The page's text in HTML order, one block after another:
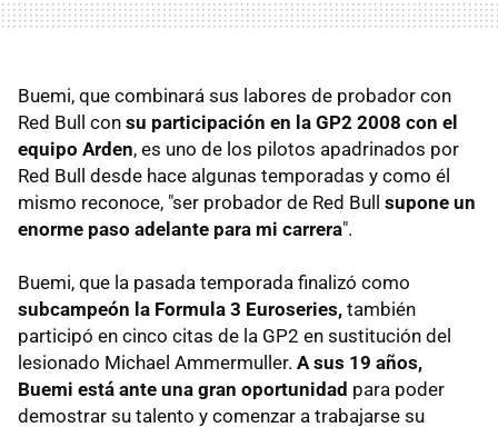
Buemi, que combinará sus labores de probador con
Red Bull con su participación en la GP2 2008 con el
equipo Arden, es uno de los pilotos apadrinados por
Red Bull desde hace algunas temporadas y como él
mismo reconoce, "ser probador de Red Bull supone un
enorme paso adelante para mi carrera".
Buemi, que la pasada temporada finalizó como
subcampeón la Formula 3 Euroseries, también
participó en cinco citas de la GP2 en sustitución del
lesionado Michael Ammermuller. A sus 19 años,
Buemi está ante una gran oportunidad para poder
demostrar su talento y comenzar a trabajarse su